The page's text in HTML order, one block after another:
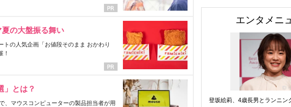
の大盤振る舞い
の人気企画「お値段そのまま おかわり
！
」とは？
、マウスコンピューターの製品担当者が用
エンタメニ
登坂絵莉、4歳長男とランニン